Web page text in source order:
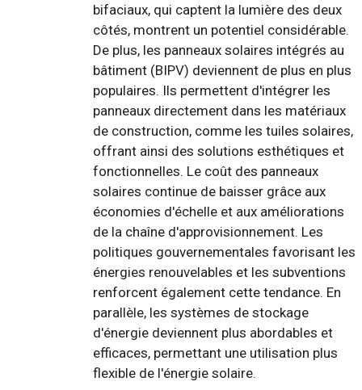
bifaciaux, qui captent la lumière des deux
côtés, montrent un potentiel considérable.
De plus, les panneaux solaires intégrés au
bâtiment (BIPV) deviennent de plus en plus
populaires. Ils permettent d'intégrer les
panneaux directement dans les matériaux
de construction, comme les tuiles solaires,
offrant ainsi des solutions esthétiques et
fonctionnelles. Le coût des panneaux
solaires continue de baisser grâce aux
économies d'échelle et aux améliorations
de la chaîne d'approvisionnement. Les
politiques gouvernementales favorisant les
énergies renouvelables et les subventions
renforcent également cette tendance. En
parallèle, les systèmes de stockage
d'énergie deviennent plus abordables et
efficaces, permettant une utilisation plus
flexible de l'énergie solaire.